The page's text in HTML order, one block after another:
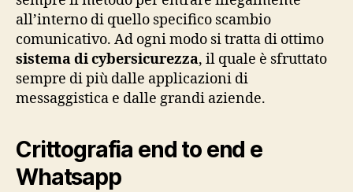
all’interno di quello specifico scambio
comunicativo. Ad ogni modo si tratta di ottimo
sistema di cybersicurezza, il quale è sfruttato
sempre di più dalle applicazioni di
messaggistica e dalle grandi aziende.
Crittografia end to end e
Whatsapp